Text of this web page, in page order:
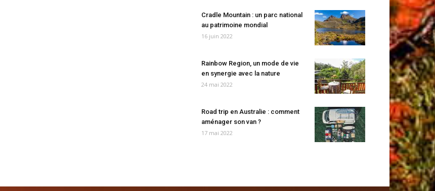
Cradle Mountain : un parc national
au patrimoine mondial
16 juin 2022
Rainbow Region, un mode de vie
en synergie avec la nature
24 mai 2022
Road trip en Australie : comment
aménager son van ?
17 mai 2022